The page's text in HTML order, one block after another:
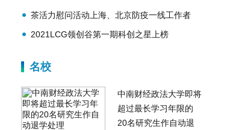
绒语做品牌升级调研
茶活力慰问活动上海、北京防疫一线工作者
2021LCG领创谷第一期科创之星上榜
名校
中南财经政法大学即将
超过最长学习年限的
20名研究生作自动退